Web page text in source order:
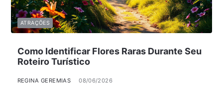
Como Identificar Flores Raras Durante Seu
Roteiro Turístico
REGINA GEREMIAS 08/06/2026
ATRAÇÕES